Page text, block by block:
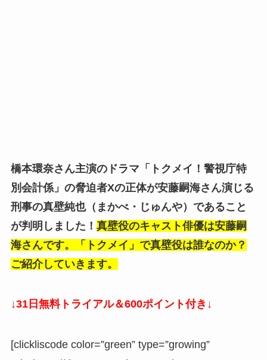
橋本環奈さん主演のドラマ「トクメイ！警視庁特
別会計係」の脅迫者Xの正体が安藤嗣海さん演じる
刑事の真壁純也（まかべ・じゅんや） であること
が判明しました！ 真壁役のキャスト俳優は安藤嗣
海さんです。「トクメイ」で真壁役は誰なのか？
ご紹介していきます。
↓31日無料トライアル＆600ポイント付き↓
[clickliscode color=”green” type=”growing”